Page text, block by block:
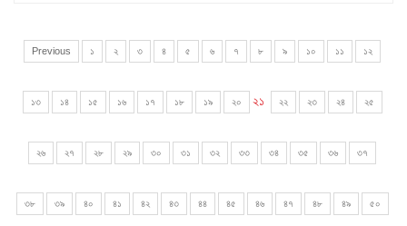
Previous ১ ২ ৩ ৪ ৫ ৬ ৭ ৮ ৯ ১০ ১১ ১২
১৩ ১৪ ১৫ ১৬ ১৭ ১৮ ১৯ ২০ ২১ ২২ ২৩ ২৪ ২৫
২৬ ২৭ ২৮ ২৯ ৩০ ৩১ ৩২ ৩৩ ৩৪ ৩৫ ৩৬ ৩৭
৩৮ ৩৯ ৪০ ৪১ ৪২ ৪৩ ৪৪ ৪৫ ৪৬ ৪৭ ৪৮ ৪৯ ৫০